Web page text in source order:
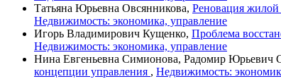
Татьяна Юрьевна Овсянникова, Реновация жилой
Недвижимость: экономика, управление
Игорь Владимирович Кущенко, Проблема
Недвижимость: экономика, управление
Нина Евгеньевна Симионова, Радомир Юрьевич
концепции управления , Недвижимость: